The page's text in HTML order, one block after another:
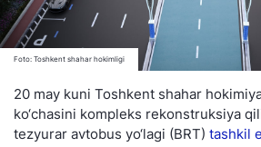
Foto: Toshkent shahar hokimligi
20 may kuni Toshkent shahar
ko‘chasini kompleks rekonstruksiya
tezyurar avtobus yo‘lagi (BRT) tashkil